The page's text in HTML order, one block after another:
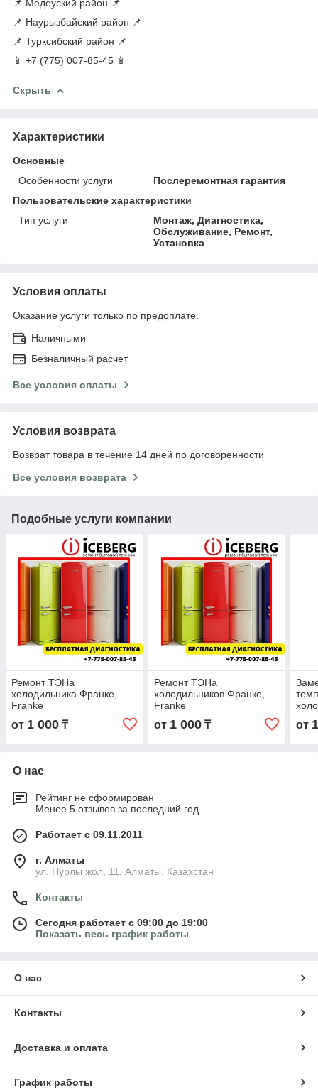
📌 Медеуский район 📌
📌 Наурызбайский район 📌
📌 Турксибский район 📌
📱 +7 (775) 007-85-45 📱
Скрыть
Характеристики
Основные
Особенности услуги
Послеремонтная гарантия
Пользовательские характеристики
Тип услуги
Монтаж, Диагностика,
Обслуживание, Ремонт,
Установка
Условия оплаты
Оказание услуги только по предоплате.
Наличными
Безналичный расчет
Все условия оплаты
Условия возврата
Возврат товара в течение 14 дней по договоренности
Все условия возврата
Подобные услуги компании
Ремонт ТЭНа
холодильника Франке,
Franke
от 1 000 ₸
Ремонт ТЭНа
холодильников Франке,
Franke
от 1 000₸ от
О нас
Рейтинг не сформирован
Менее 5 отзывов за последний год
Работает с 09.11.2011
г. Алматы
ул. Нурлы жол, 11, Алматы, Казахстан
Контакты
Сегодня работает с 09:00 до 19:00
Показать весь график работы
О нас
Контакты
Доставка и оплата
График работы